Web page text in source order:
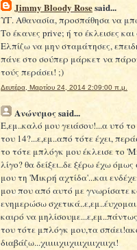
Jimmy Bloody Rosesaid...
ΥΓ. Αθανασία, προσπάθησα να
Το έκανες prive; ή το έκλεισες
Ελπίζω να μην σταμάτησες,
πάνε στο σούπερ μάρκετ να
τούς περάσει! ;)
Δευτέρα, Μαρτίου 24, 2014 2:09:00 π.μ.
Ανώνυμος said...
Ε,εμ..καλό μου γειάσου!...α υτό
του 14?...ε,εμ..από τότε έχει,
το τότε μπλόγκ μου έκλεισε το
λίγο? θα δείξει..δε ξέρω έχω
μου τη 'Μικρή αχτίδα'...και
μου που από αυτό με γνωρίσατε
ενημερώσω
καιρό να
του τότε μπλόγκ μου,τα
διαβάζω...χιιιιιχιιχιιιχιιιχιιιχι!